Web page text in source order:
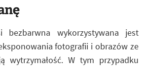
bezbarwna wykorzystywana jest
fotografii i obrazów ze
wytrzymałość. W tym przypadku